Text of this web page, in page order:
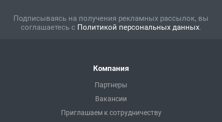
Подписываясь на получения рекламных рассылок, вы
соглашаетесь с Политикой персональных данных.
Компания
Партнеры
Вакансии
Приглашаем к сотрудничеству